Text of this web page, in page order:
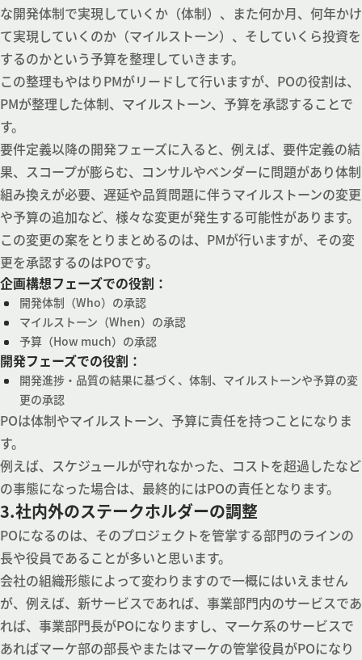
な開発体制で実現していくか（体制）、また何か月、何年かけ
て実現していくのか（マイルストーン）、そしていくら投資を
するのかという予算を整理していきます。
この整理もやはりPMがリードして行いますが、POの役割は、
PMが整理した体制、マイルストーン、予算を承認することで
す。
要件定義以降の開発フェーズに入ると、例えば、要件定義の結
果、スコープが膨らむ、コンサルやベンダーに問題があり体制
組み換えが必要、遅延や品質問題に伴うマイルストーンの変更
や予算の追加など、様々な変更が発生する可能性があります。
この変更の案をとりまとめるのは、PMが行いますが、その変
更を承認するのはPOです。
企画構想フェーズでの役割：
開発体制（Who）の承認
マイルストーン（When）の承認
予算（How much）の承認
開発フェーズでの役割：
開発進捗・品質の結果に基づく、体制、マイルストーンや予算の変
更の承認
POは体制やマイルストーン、予算に責任を持つことになりま
す。
例えば、スケジュールが守れなかった、コストを超過したなど
の事態になった場合は、最終的にはPOの責任となります。
3.社内外のステークホルダーの調整
POになるのは、そのプロジェクトを管掌する部門のラインの
長や役員であることが多いと思います。
会社の組織形態によって変わりますので一概にはいえません
が、例えば、新サービスであれば、事業部門内のサービスであ
れば、事業部門長がPOになりますし、マーケ系のサービスで
あればマーケ部の部長やまたはマーケの管掌役員がPOになり